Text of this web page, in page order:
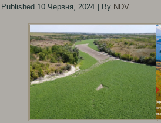
Published 10 Червня, 2024 By NDV